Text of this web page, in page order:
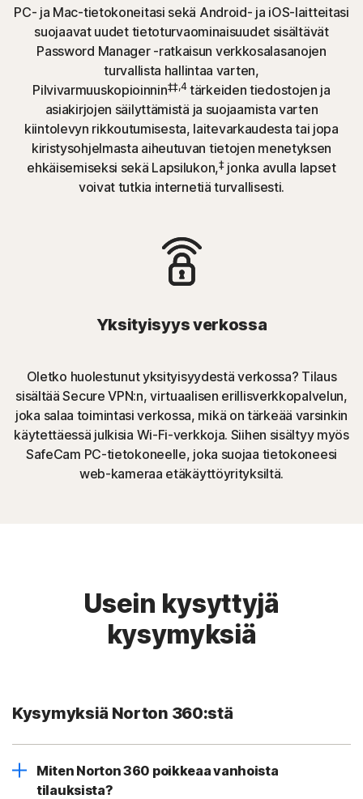
PC- ja Mac-tietokoneitasi sekä Android- ja iOS-laitteitasi
suojaavat uudet tietoturvaominaisuudet sisältävät
Password Manager -ratkaisun verkkosalasanojen
turvallista hallintaa varten,
Pilvivarmuuskopioinnin‡‡,4tärkeiden tiedostojen ja
asiakirjojen säilyttämistä ja suojaamista varten
kiintolevyn rikkoutumisesta, laitevarkaudesta tai jopa
kiristysohjelmasta aiheutuvan tietojen menetyksen
ehkäisemiseksi sekä Lapsilukon,‡jonka avulla lapset
voivat tutkia internetiä turvallisesti.
Yksityisyys verkossa
Oletko huolestunut yksityisyydestä verkossa? Tilaus
sisältää Secure VPN:n, virtuaalisen erillisverkkopalvelun,
joka salaa toimintasi verkossa, mikä on tärkeää varsinkin
käytettäessä julkisia Wi-Fi-verkkoja. Siihen sisältyy myös
SafeCam PC-tietokoneelle, joka suojaa tietokoneesi
web-kameraa etäkäyttöyrityksiltä.
Usein kysyttyjä
kysymyksiä
Kysymyksiä Norton 360:stä
Miten Norton 360 poikkeaa vanhoista
tilauksista?